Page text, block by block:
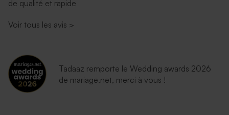
de qualité et rapide
Voir tous les avis >
Tadaaz remporte le Wedding awards 2026
de mariage.net, merci à vous !